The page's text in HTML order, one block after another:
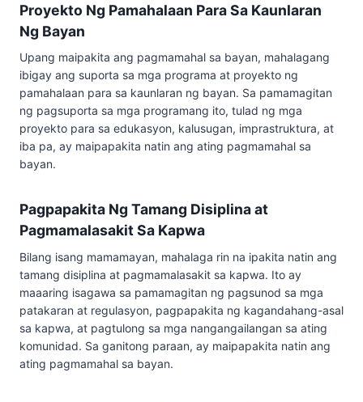
Proyekto Ng Pamahalaan Para Sa Kaunlaran
Ng Bayan
Upang maipakita ang pagmamahal sa bayan, mahalagang
ibigay ang suporta sa mga programa at proyekto ng
pamahalaan para sa kaunlaran ng bayan. Sa pamamagitan
ng pagsuporta sa mga programang ito, tulad ng mga
proyekto para sa edukasyon, kalusugan, imprastruktura, at
iba pa, ay maipapakita natin ang ating pagmamahal sa
bayan.
Pagpapakita Ng Tamang Disiplina at
Pagmamalasakit Sa Kapwa
Bilang isang mamamayan, mahalaga rin na ipakita natin ang
tamang disiplina at pagmamalasakit sa kapwa. Ito ay
maaaring isagawa sa pamamagitan ng pagsunod sa mga
patakaran at regulasyon, pagpapakita ng kagandahang-asal
sa kapwa, at pagtulong sa mga nangangailangan sa ating
komunidad. Sa ganitong paraan, ay maipapakita natin ang
ating pagmamahal sa bayan.